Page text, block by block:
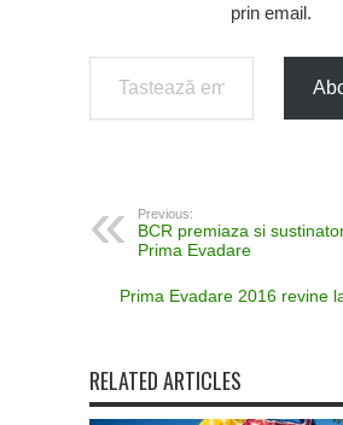
prin email.
Tastează emailul tău...
Previous:
BCR premiaza si
Prima Evadare
Prima Evadare 2016 revine
RELATED ARTICLES